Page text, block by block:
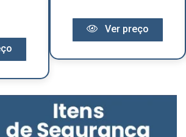
Ver preço